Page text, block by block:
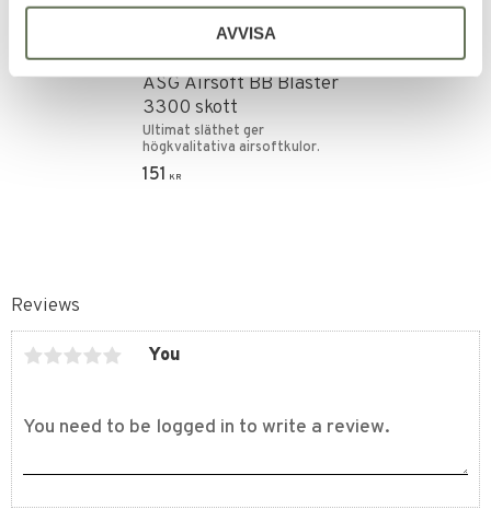
AVVISA
Reviews
You
Add to favorites
ASG Airsoft BB Blaster
3300 skott
Ultimat släthet ger
högkvalitativa airsoftkulor.
151 KR